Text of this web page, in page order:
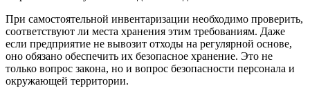
При самостоятельной инвентаризации необходимо проверить,
соответствуют ли места хранения этим требованиям. Даже
если предприятие не вывозит отходы на регулярной основе,
оно обязано обеспечить их безопасное хранение. Это не
только вопрос закона, но и вопрос безопасности персонала и
окружающей территории.